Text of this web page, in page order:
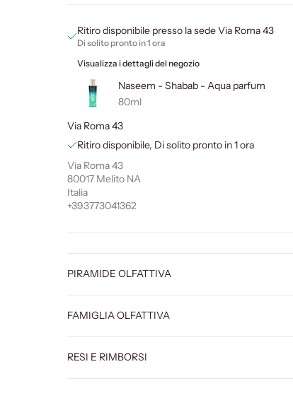
Ritiro disponibile presso la sede Via Roma 43
Di solito pronto in 1 ora
Visualizza i dettagli del negozio
Naseem - Shabab - Aqua parfum
80ml
Via Roma 43
Ritiro disponibile, Di solito pronto in 1 ora
Via Roma 43
80017 Melito NA
Italia
+393773041362
PIRAMIDE OLFATTIVA
FAMIGLIA OLFATTIVA
RESI E RIMBORSI